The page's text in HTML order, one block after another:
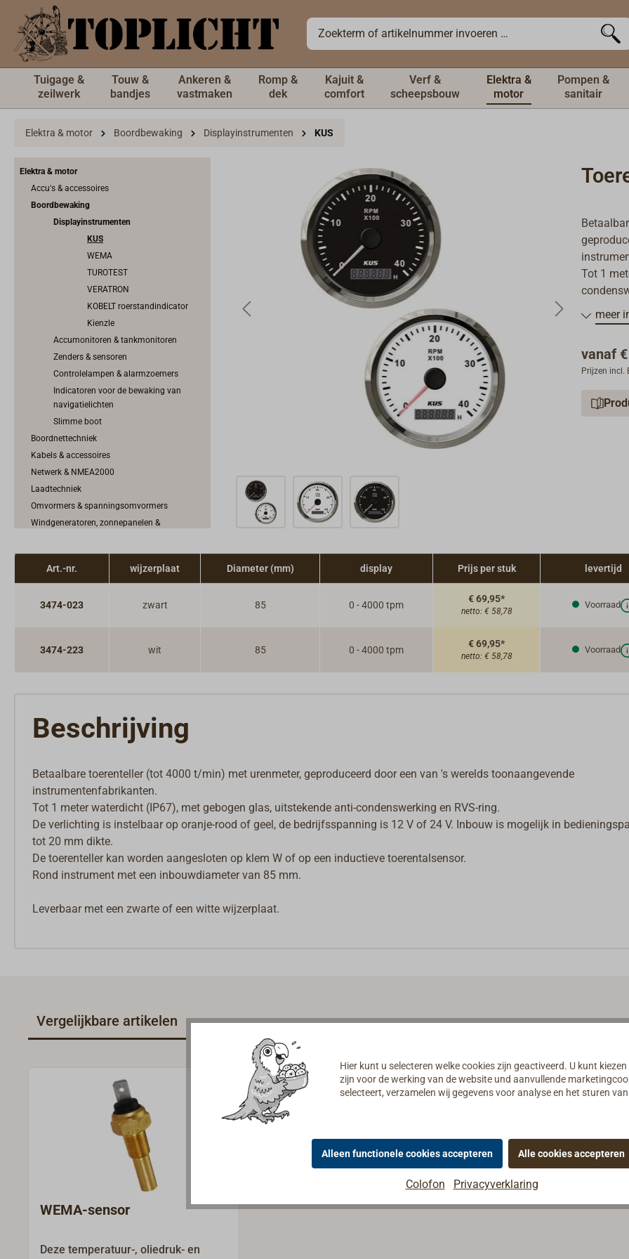
hoofdinhoud
Tuigage &
zeilwerk
Touw &
bandjes
Ankeren &
vastmaken
Romp &
dek
Kajuit &
comfort
Verf &
scheepsbouw
Elektra &
motor
Pompen &
sanitair
Elektra & motor Boordbewaking Displayinstrumenten KUS
Elektra & motor
Accu's & accessoires
Boordbewaking
Displayinstrumenten
KUS
WEMA
TUROTEST
VERATRON
KOBELT roerstandindicator
Kienzle
Accumonitoren & tankmonitoren
Zenders & sensoren
Controlelampen & alarmzoemers
Indicatoren voor de bewaking van
navigatielichten
Slimme boot
Boordnettechniek
Kabels & accessoires
Netwerk & NMEA2000
Laadtechniek
Omvormers & spanningsomvormers
Windgeneratoren, zonnepanelen &
Elektromotoren
Motorbediening & Schakelkabels
Motortoebehoren
Tot 1
De
De
meer
vanaf
Prijzen incl.
Art.-nr. wijzerplaat Diameter (mm) display Prijs per stuk levertijd
3474-023 zwart 85 0 - 4000 tpm
€ 69,95*
netto: € 58,78
Voorraad
3474-223 wit 85 0 - 4000 tpm
€ 69,95*
netto: € 58,78
Voorraad
Beschrijving
Betaalbare toerenteller (tot 4000 t/min) met urenmeter, geproduceerd door een van 's werelds toonaangevende
instrumentenfabrikanten.
Tot 1 meter waterdicht (IP67), met gebogen glas, uitstekende anti-condenswerking en RVS-ring.
De verlichting is instelbaar op oranje-rood of geel, de bedrijfsspanning is 12 V of 24 V. Inbouw is mogelijk in
tot 20 mm dikte.
De toerenteller kan worden aangesloten op klem W of op een inductieve toerentalsensor.
Rond instrument met een inbouwdiameter van 85 mm.
Leverbaar met een zwarte of een witte wijzerplaat.
Vergelijkbare artikelen
WEMA-sensor
Deze temperatuur-, oliedruk- en
Hier kunt u selecteren welke cookies zijn geactiveerd. U kunt
zijn voor de werking van de website und aanvullende
selecteert, verzamelen wij gegevens voor analyse en het sturen
Alleen functionele cookies accepteren Alle cookies accepteren
Colofon Privacyverklaring